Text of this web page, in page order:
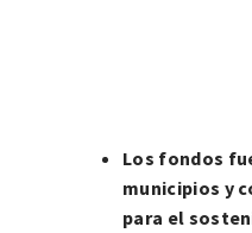
Los fondos
municipios y
para el